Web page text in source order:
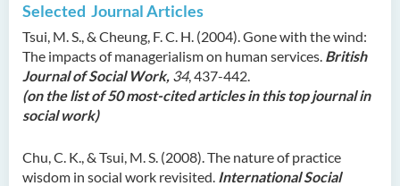
Selected Journal Articles
Tsui, M. S., & Cheung, F. C. H. (2004). Gone with the wind:
The impacts of managerialism on human services. British
Journal of Social Work, 34, 437-442.
(on the list of 50 most-cited articles in this top journal in
social work)
Chu, C. K., & Tsui, M. S. (2008). The nature of practice
wisdom in social work revisited. International Social
奖学金
学生活动
学院活动